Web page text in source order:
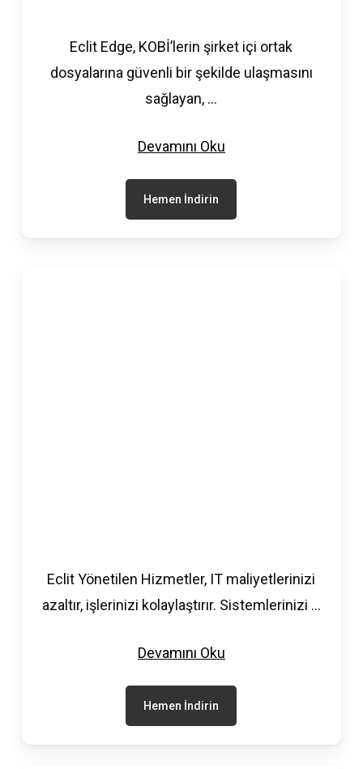
Eclit Edge, KOBİ’lerin şirket içi ortak
dosyalarına güvenli bir şekilde ulaşmasını
sağlayan, ...
Devamını Oku
Hemen İndirin
Eclit Yönetilen Hizmetler, IT maliyetlerinizi
azaltır, işlerinizi kolaylaştırır. Sistemlerinizi ...
Devamını Oku
Hemen İndirin